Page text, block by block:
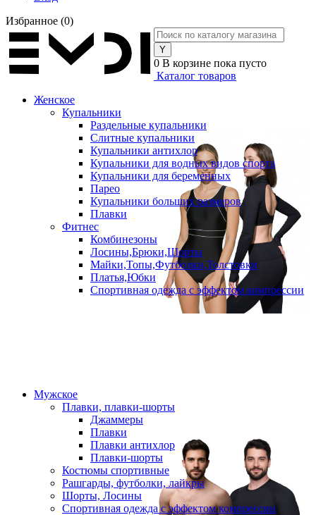
Избранное (0)
0 В корзине пока пусто
Каталог товаров
Женское
Купальники
Раздельные купальники
Слитные купальники
Купальники антихлор
Купальники для водных видов спорта
Купальники для беременных
Парео
Купальники больших размеров
Плавки
Фитнес
Комбинезоны
Лосины,Брюки,Шорты
Майки,Топы,Футболки,Толстовки
Платья,Юбки
Спортивная одежда с эффектом компрессии
Мужское
Плавки, плавки-шорты
Джаммеры
Плавки
Плавки антихлор
Плавки-шорты
Костюмы спортивные
Рашгарды, футболки, лайкры
Шорты, Лосины
Спортивная одежда с эффектом компрессии